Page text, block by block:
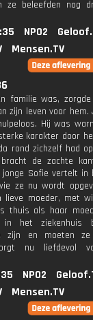
ze beleefden nog
NPO2
Mensen.TV
familie was,
zijn leven voor hem.
Hij was
karakter door
rond zichzelf had
bracht de zachte
jonge Sofie vertelt in
ze nu wordt
lieve moeder, met
thuis als haar
in het ziekenhuis
zijn en moeten ze
nu liefdevol
NPO2
Mensen.TV